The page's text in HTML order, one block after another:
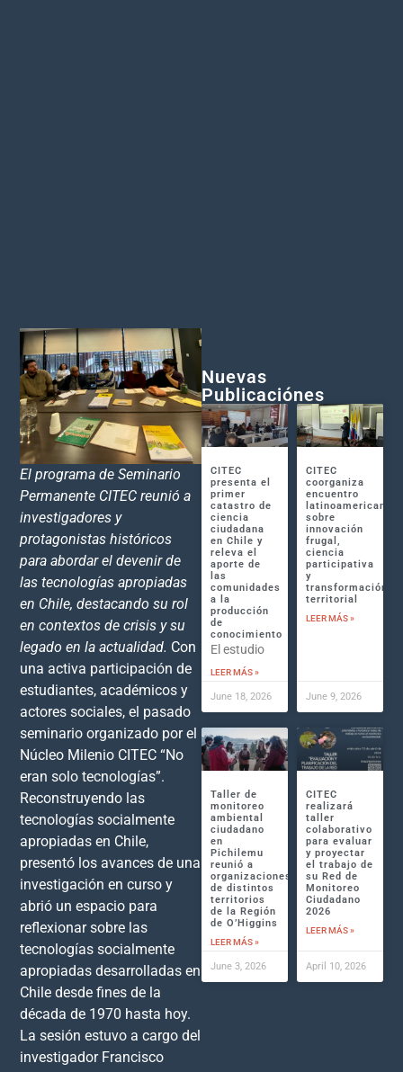
El programa de Seminario
Permanente CITEC reunió a
investigadores y
protagonistas históricos
para abordar el devenir de
las tecnologías apropiadas
en Chile, destacando su rol
en contextos de crisis y su
legado en la actualidad. Con
una activa participación de
estudiantes, académicos y
actores sociales, el pasado
seminario organizado por el
Núcleo Milenio CITEC “No
eran solo tecnologías”.
Reconstruyendo las
tecnologías socialmente
apropiadas en Chile,
presentó los avances de una
investigación en curso y
abrió un espacio para
reflexionar sobre las
tecnologías socialmente
apropiadas desarrolladas en
Chile desde fines de la
década de 1970 hasta hoy.
La sesión estuvo a cargo del
investigador Francisco
Nuevas
Publicaciónes
CITEC
presenta el
primer
catastro de
ciencia
ciudadana
en Chile y
releva el
aporte de
las
comunidades
a la
producción
de
conocimiento
El estudio
LEER MÁS »
June 18, 2026
CITEC
coorganiza
encuentro
latinoamericano
sobre
innovación
frugal,
ciencia
participativa
y
transformación
territorial
LEER MÁS »
June 9, 2026
Taller de
monitoreo
ambiental
ciudadano
en
Pichilemu
reunió a
organizaciones
de distintos
territorios
de la Región
de O’Higgins
LEER MÁS »
June 3, 2026
CITEC
realizará
taller
colaborativo
para evaluar
y proyectar
el trabajo de
su Red de
Monitoreo
Ciudadano
2026
LEER MÁS »
April 10, 2026